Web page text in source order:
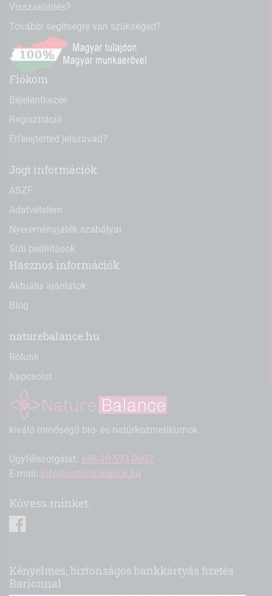
Visszaküldés?
További segítségre van szükséged?
Fiókom
Bejelentkezés
Regisztráció
Elfelejtetted jelszavad?
Jogi információk
ÁSZF
Adatvételem
Nyereményjáték szabályai
Süti beállítások
Hasznos információk
Aktuális ajánlatok
Blog
naturebalance.hu
Rólunk
Kapcsolat
kiváló minőségű bio- és natúrkozmetikumok
Ügyfélszolgálat: +36-20-593-0902
E-mail: info@naturebalance.hu
Kövess minket:
Kényelmes, biztonságos bankkártyás fizetés
Barionnal